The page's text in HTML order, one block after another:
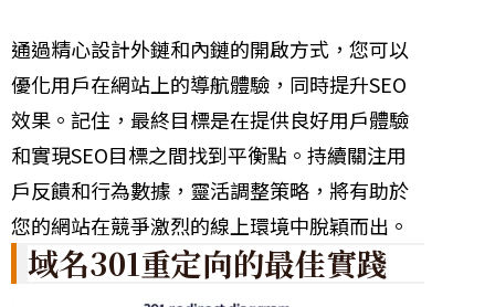
通過精心設計外鏈和內鏈的開啟方式，您可以
優化用戶在網站上的導航體驗，同時提升SEO
效果。記住，最終目標是在提供良好用戶體驗
和實現SEO目標之間找到平衡點。持續關注用
戶反饋和行為數據，靈活調整策略，將有助於
您的網站在競爭激烈的線上環境中脫穎而出。
域名301重定向的最佳實踐